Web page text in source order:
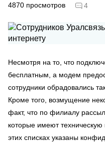
4870 просмотров 4
Несмотря на то, что
бесплатным, а модем
сотрудники обрадовались
Кроме того, возмущение
факт, что по филиалу
которые имеют
этих списках указаны